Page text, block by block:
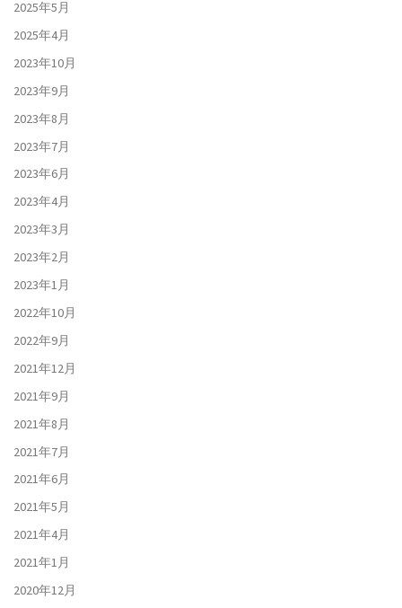
2025年5月
2025年4月
2023年10月
2023年9月
2023年8月
2023年7月
2023年6月
2023年4月
2023年3月
2023年2月
2023年1月
2022年10月
2022年9月
2021年12月
2021年9月
2021年8月
2021年7月
2021年6月
2021年5月
2021年4月
2021年1月
2020年12月